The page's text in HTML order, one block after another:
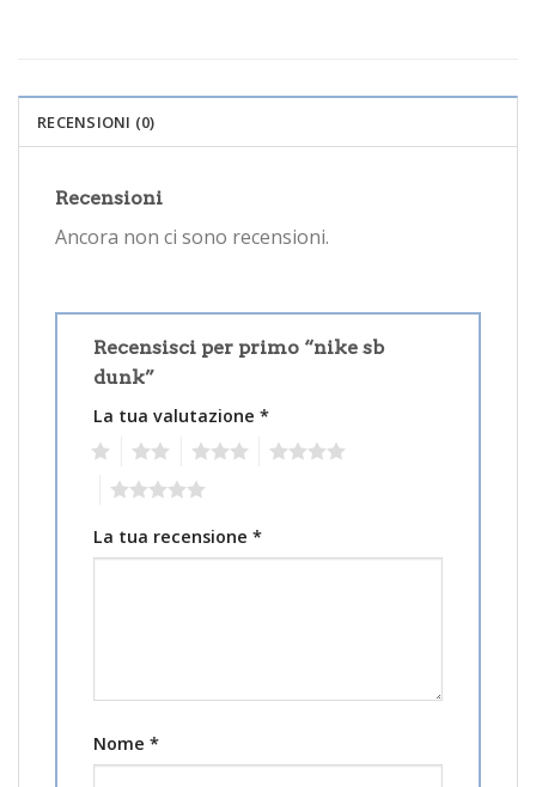
RECENSIONI (0)
Recensioni
Ancora non ci sono recensioni.
Recensisci per primo “nike sb
dunk”
La tua valutazione *
La tua recensione *
Nome *